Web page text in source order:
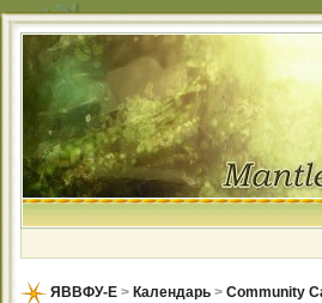
ЯВВФУ-Е > Календарь > Community